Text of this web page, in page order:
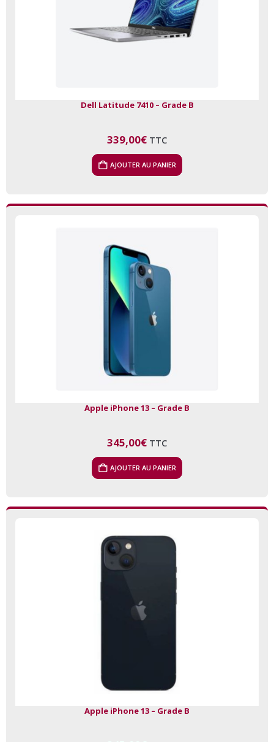
Dell Latitude 7410 – Grade B
339,00€ TTC
AJOUTER AU PANIER
Apple iPhone 13 – Grade B
345,00€ TTC
AJOUTER AU PANIER
Apple iPhone 13 – Grade B